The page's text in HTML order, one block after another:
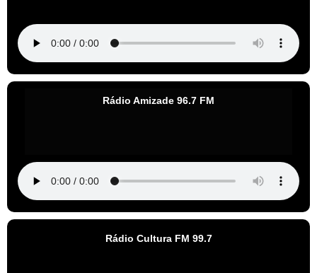
Rádio Amizade 96.7 FM
Rádio Cultura FM 99.7